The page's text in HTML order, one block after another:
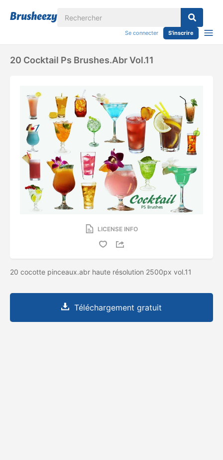
Se connecter S'inscrire
20 Cocktail Ps Brushes.abr Vol.11
LICENSE INFO
20 cocotte pinceaux.abr haute résolution 2500px vol.11
Téléchargement gratuit